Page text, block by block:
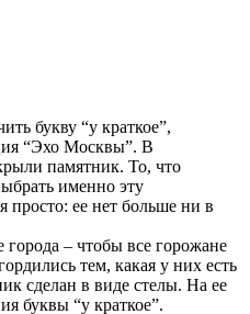
букву “у краткое”,
“Эхо Москвы”. В
памятник. То, что
именно эту
просто: ее нет больше ни в
– чтобы все горожане
тем, какая у них есть
сделан в виде стелы. На ее
буквы “у краткое”.